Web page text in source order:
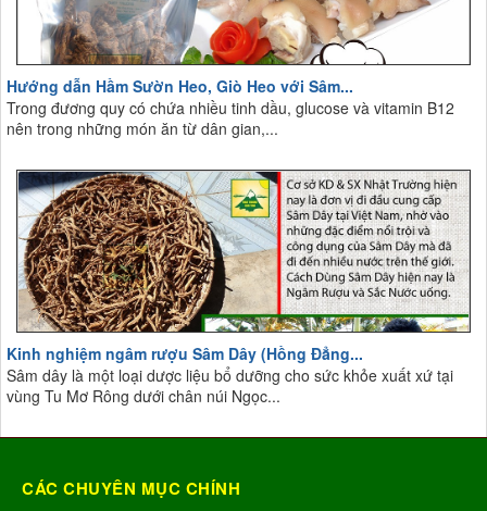
Hướng dẫn Hầm Sườn Heo, Giò Heo với Sâm...
Trong đương quy có chứa nhiều tinh dầu, glucose và vitamin B12
nên trong những món ăn từ dân gian,...
Kinh nghiệm ngâm rượu Sâm Dây (Hồng Đẳng...
Sâm dây là một loại dược liệu bổ dưỡng cho sức khỏe xuất xứ tại
vùng Tu Mơ Rông dưới chân núi Ngọc...
CÁC CHUYÊN MỤC CHÍNH